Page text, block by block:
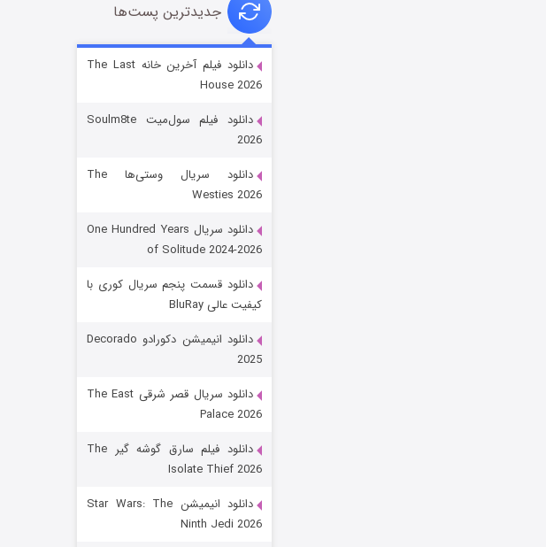
قسمت
رویایی برای تو
قسمت
جدیدترین پست‌ها
دانلود فیلم آخرین خانه The Last
House 2026
دانلود فیلم سول‌میت Soulm8te
2026
دانلود سریال وستی‌ها The
Westies 2026
دانلود سریال One Hundred Years
of Solitude 2024-2026
دانلود قسمت پنجم سریال کوری با
کیفیت عالی BluRay
دانلود انیمیشن دکورادو Decorado
2025
دانلود سریال قصر شرقی The East
Palace 2026
دانلود فیلم سارق گوشه گیر The
Isolate Thief 2026
دانلود انیمیشن Star Wars: The
Ninth Jedi 2026